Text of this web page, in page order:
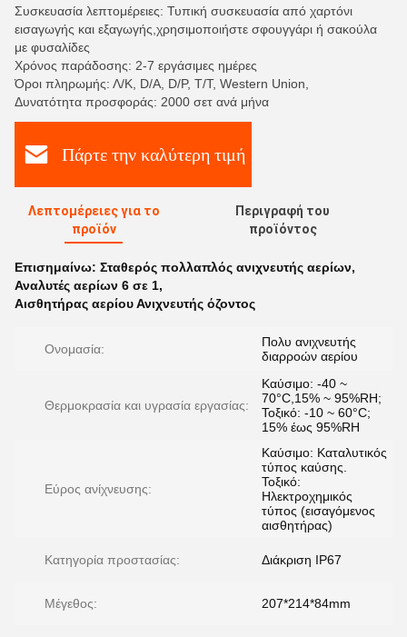
Συσκευασία λεπτομέρειες: Τυπική συσκευασία από χαρτόνι
εισαγωγής και εξαγωγής,χρησιμοποιήστε σφουγγάρι ή σακούλα
με φυσαλίδες
Χρόνος παράδοσης: 2-7 εργάσιμες ημέρες
Όροι πληρωμής: Λ/Κ, D/A, D/P, T/T, Western Union,
Δυνατότητα προσφοράς: 2000 σετ ανά μήνα
Πάρτε την καλύτερη τιμή
Λεπτομέρειες για το
προϊόν
Περιγραφή του
προϊόντος
Επισημαίνω: Σταθερός πολλαπλός ανιχνευτής αερίων,
Αναλυτές αερίων 6 σε 1,
Αισθητήρας αερίου Ανιχνευτής όζοντος
Ονομασία:
Πολυ ανιχνευτής
διαρροών αερίου
Θερμοκρασία και υγρασία εργασίας:
Καύσιμο: -40 ~
70°C,15% ~ 95%RH;
Τοξικό: -10 ~ 60°C;
15% έως 95%RH
Εύρος ανίχνευσης:
Καύσιμο: Καταλυτικός
τύπος καύσης.
Τοξικό:
Ηλεκτροχημικός
τύπος (εισαγόμενος
αισθητήρας)
Κατηγορία προστασίας: Διάκριση IP67
Μέγεθος: 207*214*84mm